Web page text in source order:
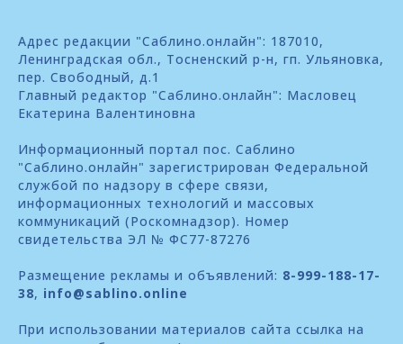
Адрес редакции "Саблино.онлайн": 187010,
Ленинградская обл., Тосненский р-н, гп. Ульяновка,
пер. Свободный, д.1
Главный редактор "Саблино.онлайн": Масловец
Екатерина Валентиновна
Информационный портал пос. Саблино
"Саблино.онлайн" зарегистрирован Федеральной
службой по надзору в сфере связи,
информационных технологий и массовых
коммуникаций (Роскомнадзор). Номер
свидетельства ЭЛ № ФС77-87276
Размещение рекламы и объявлений: 8-999-188-17-
38, info@sablino.online
При использовании материалов сайта ссылка на